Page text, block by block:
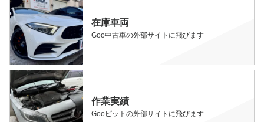
在庫車両
Goo中古車の外部サイトに飛びます
作業実績
Gooピットの外部サイトに飛びます